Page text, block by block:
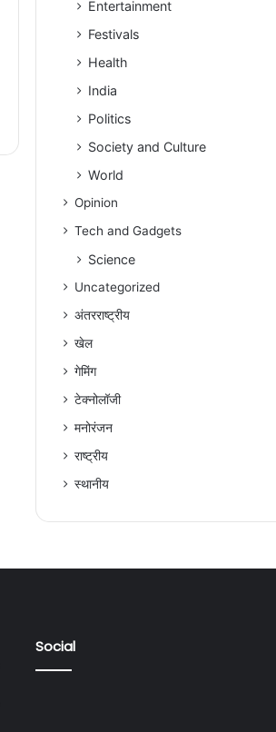
Entertainment
Festivals
Health
India
Politics
Society and Culture
World
Opinion
Tech and Gadgets
Science
Uncategorized
अंतरराष्ट्रीय
खेल
गेमिंग
टेक्नोलॉजी
मनोरंजन
राष्ट्रीय
स्थानीय
Social